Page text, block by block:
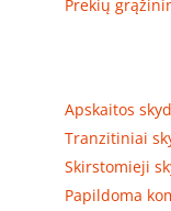
Prekių
Apskaitos
Tranzitiniai
Skirstomieji
Papildoma